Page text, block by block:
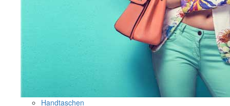
Handtaschen